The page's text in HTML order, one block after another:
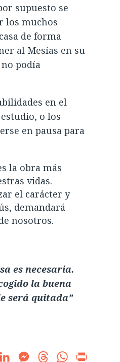
supuesto se
los muchos
de forma
al Mesías en su
podía
en el
o los
en pausa para
la obra más
vidas.
el carácter y
demandará
nosotros.
es necesaria.
la buena
será quitada”
LinkedInMessengerThreadsWhatsApp